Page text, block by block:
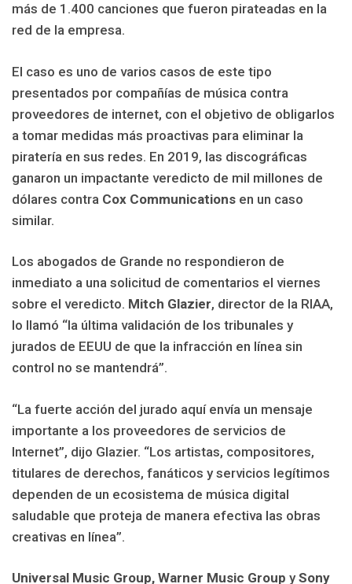
más de 1.400 canciones que fueron pirateadas en la
red de la empresa.
El caso es uno de varios casos de este tipo
presentados por compañías de música contra
proveedores de internet, con el objetivo de obligarlos
a tomar medidas más proactivas para eliminar la
piratería en sus redes. En 2019, las discográficas
ganaron un impactante veredicto de mil millones de
dólares contra Cox Communications en un caso
similar.
Los abogados de Grande no respondieron de
inmediato a una solicitud de comentarios el viernes
sobre el veredicto. Mitch Glazier, director de la RIAA,
lo llamó “la última validación de los tribunales y
jurados de EEUU de que la infracción en línea sin
control no se mantendrá”.
“La fuerte acción del jurado aquí envía un mensaje
importante a los proveedores de servicios de
Internet”, dijo Glazier. “Los artistas, compositores,
titulares de derechos, fanáticos y servicios legítimos
dependen de un ecosistema de música digital
saludable que proteja de manera efectiva las obras
creativas en línea”.
Universal Music Group, Warner Music Group ySony